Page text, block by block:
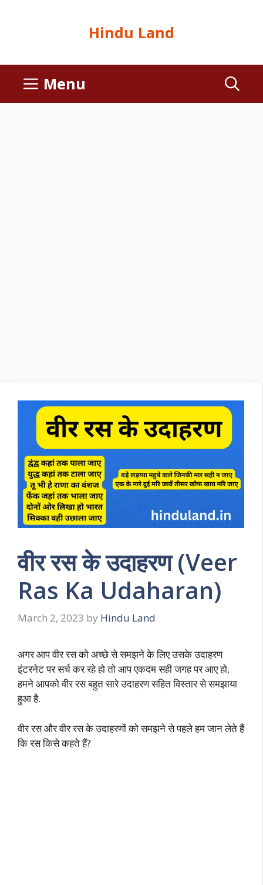
Hindu Land
Menu
वीर रस के उदाहरण (Veer
Ras Ka Udaharan)
March 2, 2023 by Hindu Land
अगर आप वीर रस को अच्छे से समझने के लिए उसके उदाहरण
इंटरनेट पर सर्च कर रहे हो तो आप एकदम सही जगह पर आए हो,
हमने आपको वीर रस बहुत सारे उदाहरण सहित विस्तार से समझाया
हुआ है.
वीर रस और वीर रस के उदाहरणों को समझने से पहले हम जान लेते हैं
कि रस किसे कहते हैं?